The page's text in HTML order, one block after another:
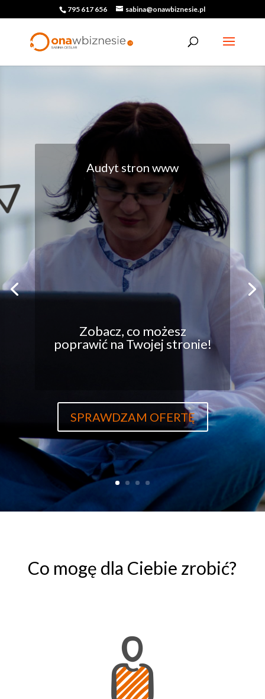
795 617 656 sabina@onawbiznesie.pl
Audyt stron www
Zobacz, co możesz
poprawić na Twojej stronie!
SPRAWDZAM OFERTĘ
Co mogę dla Ciebie zrobić?